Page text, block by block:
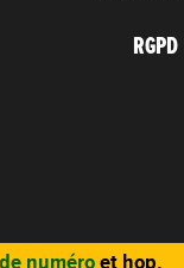
RGPD
numéroet hop,